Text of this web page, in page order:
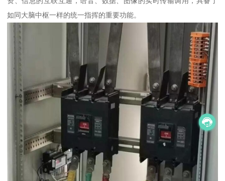
如同大脑中枢一样的统一指挥的重要功能。